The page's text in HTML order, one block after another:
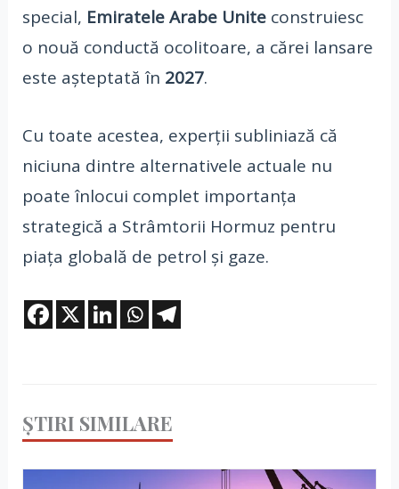
special, Emiratele Arabe Uniteconstruiesc
o nouă conductă ocolitoare, a cărei lansare
este așteptată în 2027.
Cu toate acestea, experții subliniază că
niciuna dintre alternativele actuale nu
poate înlocui complet importanța
strategică a Strâmtorii Hormuz pentru
piața globală de petrol și gaze.
ȘTIRI SIMILARE